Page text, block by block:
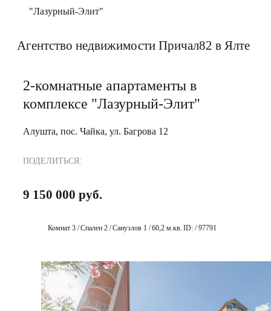
"Лазурный-Элит"
Агентство недвижимости Причал82 в Ялте
2-комнатные апартаменты в
комплексе "Лазурный-Элит"
Алушта, пос. Чайка, ул. Багрова 12
ПОДЕЛИТЬСЯ:
9 150 000 руб.
Комнат 3 /Спален 2 /Санузлов 1 /60,2 м.кв. ID: / 97791